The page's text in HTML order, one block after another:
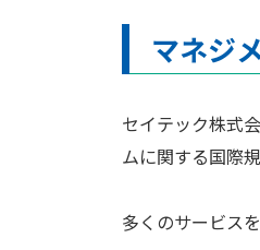
マネジ
セイテック株式
ムに関する国際
多くのサービス